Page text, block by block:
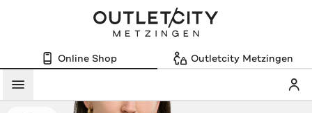
Online Shop Outletcity Metzingen
Menü